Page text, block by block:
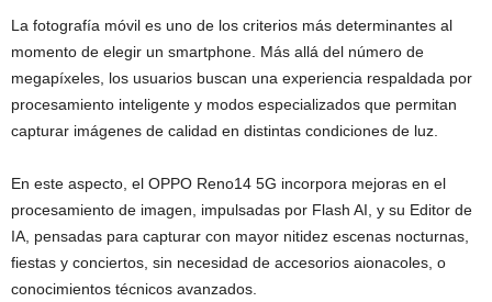
La fotografía móvil es uno de los criterios más determinantes al
momento de elegir un smartphone. Más allá del número de
megapíxeles, los usuarios buscan una experiencia respaldada por
procesamiento inteligente y modos especializados que permitan
capturar imágenes de calidad en distintas condiciones de luz.
En este aspecto, el OPPO Reno14 5G incorpora mejoras en el
procesamiento de imagen, impulsadas por Flash AI, y su Editor de
IA, pensadas para capturar con mayor nitidez escenas nocturnas,
fiestas y conciertos, sin necesidad de accesorios aionacoles, o
conocimientos técnicos avanzados.